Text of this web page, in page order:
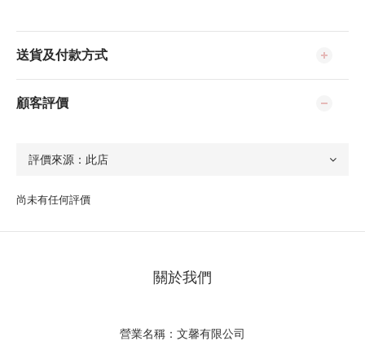
送貨及付款方式
顧客評價
尚未有任何評價
關於我們
營業名稱：文馨有限公司